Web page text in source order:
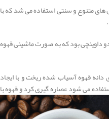
متنوع و سنتی استفاده می شد که با
داوینچی بود که به صورت ماشینی قهوه
دانه قهوه آسیاب شده ریخت و با ایجاد
می شود عصاره گیری کرد و قهوه با